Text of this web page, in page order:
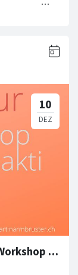
Winterthur: Live Kundalini-Shakti Workshop (Shaktipat)